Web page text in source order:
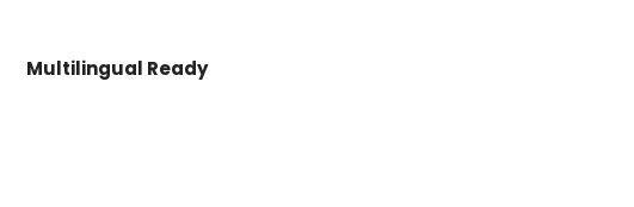
Multilingual Ready